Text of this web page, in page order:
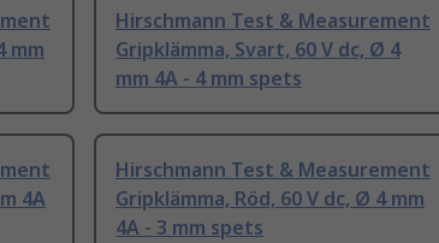
mm
Hirschmann Test & Measurement
Gripklämma, Svart, 60 V dc, Ø 4
mm 4A - 4 mm spets
4A
Hirschmann Test & Measurement
Gripklämma, Röd, 60 V dc, Ø 4 mm
4A - 3 mm spets